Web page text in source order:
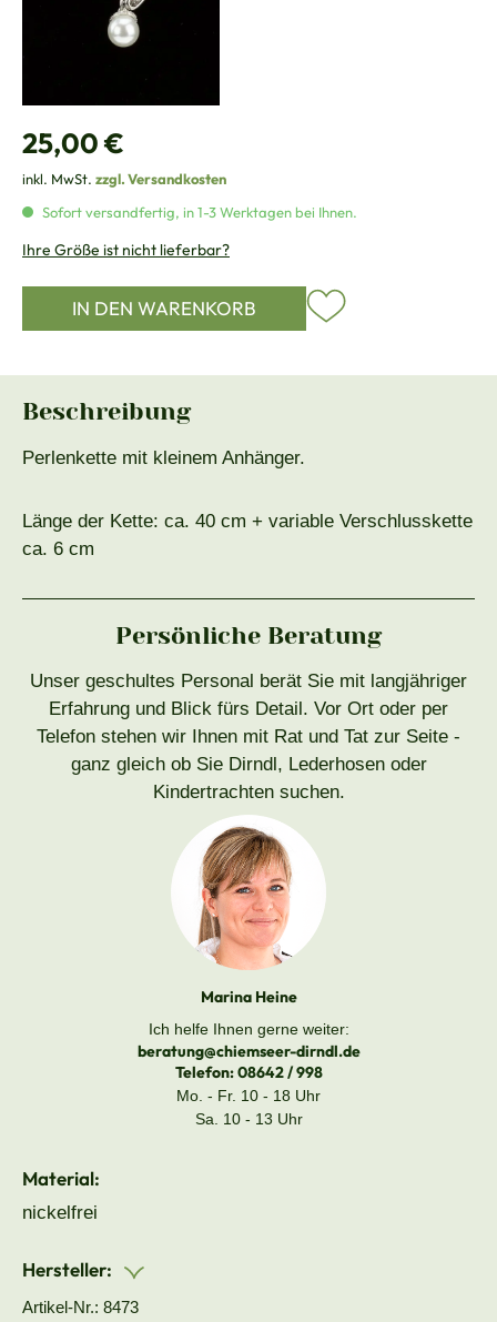
Regulärer Preis:
25,00 €
inkl. MwSt. zzgl. Versandkosten
Sofort versandfertig, in 1-3 Werktagen bei Ihnen.
Ihre Größe ist nicht lieferbar?
IN DEN WARENKORB
Beschreibung
Perlenkette mit kleinem Anhänger.
Länge der Kette: ca. 40 cm + variable Verschlusskette
ca. 6 cm
Persönliche Beratung
Unser geschultes Personal berät Sie mit langjähriger
Erfahrung und Blick fürs Detail. Vor Ort oder per
Telefon stehen wir Ihnen mit Rat und Tat zur Seite -
ganz gleich ob Sie Dirndl, Lederhosen oder
Kindertrachten suchen.
Marina Heine
Ich helfe Ihnen gerne weiter:
beratung@chiemseer-dirndl.de
Telefon:08642 / 998
Mo. - Fr. 10 - 18 Uhr
Sa. 10 - 13 Uhr
Material:
nickelfrei
Hersteller:
Artikel-Nr.: 8473